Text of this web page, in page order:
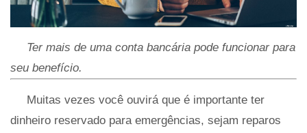
Ter mais de uma conta bancária pode funcionar para
seu benefício.
Muitas vezes você ouvirá que é importante ter
dinheiro reservado para emergências, sejam reparos